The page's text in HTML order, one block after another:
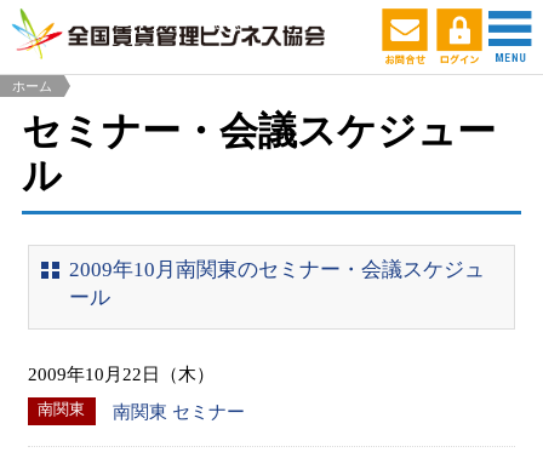
ホーム
セミナー・会議スケジュー
ル
2009年10月南関東のセミナー・会議スケジュ
ール
2009年10月22日（木）
南関東 南関東 セミナー